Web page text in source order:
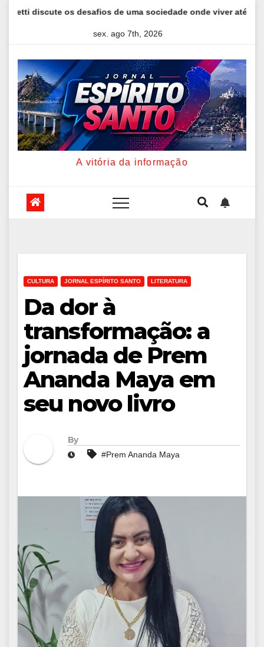
os desafios de uma sociedade onde viver até aos 120 anos
sex. ago 7th, 2026
A vitória da informação
CULTURA JORNAL ESPÍRITO SANTO LITERATURA
Da dor à
transformação: a
jornada de Prem
Ananda Maya em
seu novo livro
By
#Prem Ananda Maya